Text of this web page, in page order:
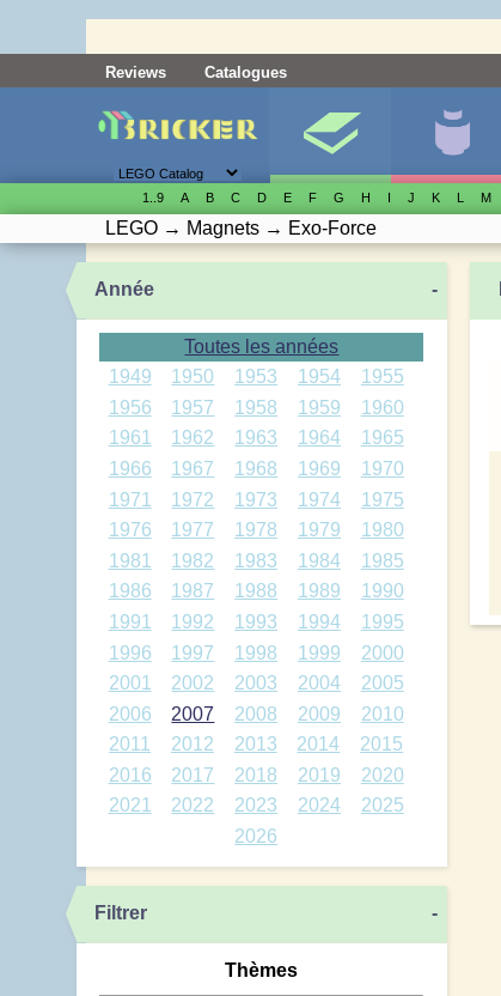
Reviews Catalogues
1..9 A B C D E F G H I J K L M
LEGO → Magnets → Exo-Force
Année -
Toutes les années
1949
1950 1953 1954
1955
1956
1957 1958 1959
1960
1961
1962 1963 1964
1965
1966
1967 1968 1969
1970
1971
1972 1973 1974
1975
1976
1977 1978 1979
1980
1981
1982 1983 1984
1985
1986
1987 1988 1989
1990
1991
1992 1993 1994
1995
1996
1997 1998 1999
2000
2001
2002 2003 2004
2005
2006
2007 2008 2009
2010
2011
2012 2013 2014
2015
2016
2017 2018 2019
2020
2021
2022 2023 2024
2025
2026
Filtrer -
Thèmes